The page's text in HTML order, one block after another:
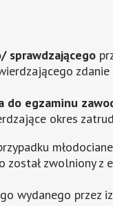
sprawdzającego
do egzaminu
okres
zwolniony z
wydanego przez